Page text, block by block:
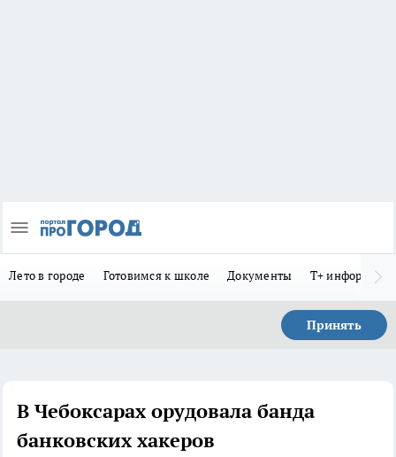
Лето в городе Готовимся к школе Документы Т+
Принять
В Чебоксарах орудовала банда
банковских хакеров